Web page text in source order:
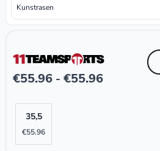
Kunstrasen
€55.96 - €55.96
35,5
€55.96